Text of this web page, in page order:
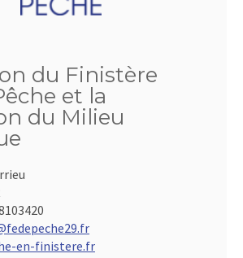
du Finistère
et la
du Milieu
en-finistere.fr